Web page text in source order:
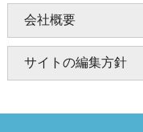
会社概要
サイトの編集方針